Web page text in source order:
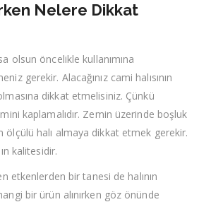
Nelere Dikkat
olsun öncelikle kullanımına
gerekir. Alacağınız cami halısının
dikkat etmelisiniz. Çünkü
kaplamalıdır. Zemin üzerinde boşluk
ölçülü halı almaya dikkat etmek gerekir.
kalitesidir.
etkenlerden bir tanesi de halının
bir ürün alınırken göz önünde